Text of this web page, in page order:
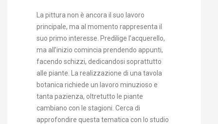
La pittura non è ancora il suo lavoro
principale, ma al momento rappresenta il
suo primo interesse. Predilige l’acquerello,
ma all’inizio comincia prendendo appunti,
facendo schizzi, dedicandosi soprattutto
alle piante. La realizzazione di una tavola
botanica richiede un lavoro minuzioso e
tanta pazienza, oltretutto le piante
cambiano con le stagioni. Cerca di
approfondire questa tematica con lo studio